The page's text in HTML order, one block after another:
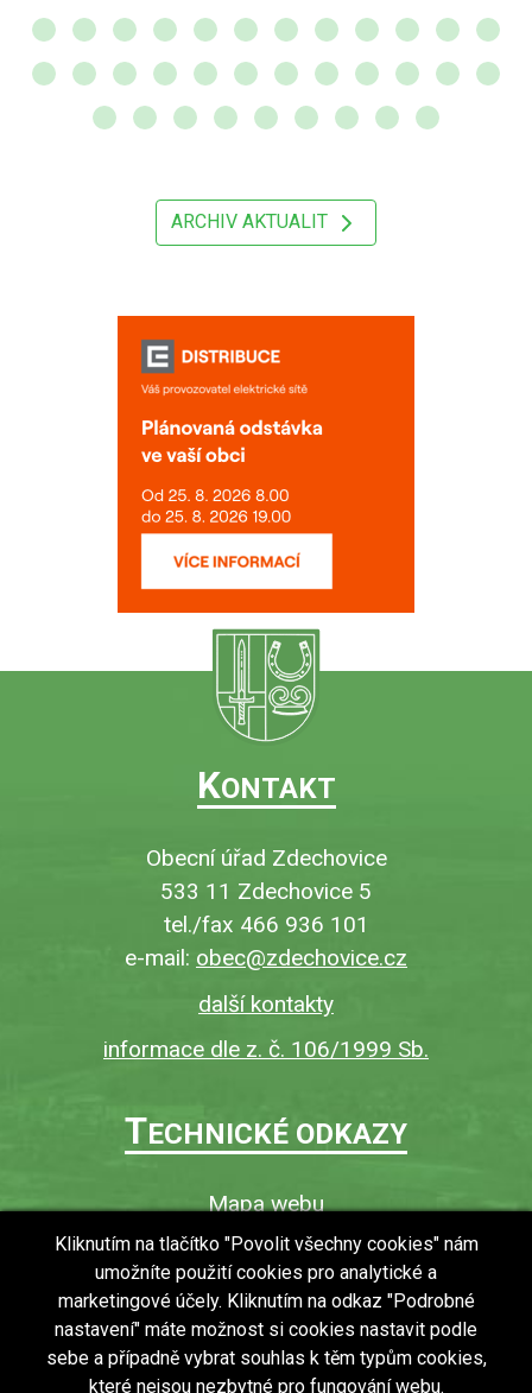
ARCHIV AKTUALIT
KONTAKT
Obecní úřad Zdechovice
533 11 Zdechovice 5
tel./fax 466 936 101
e-mail: obec@zdechovice.cz
další kontakty
informace dle z. č. 106/1999 Sb.
TECHNICKÉ ODKAZY
Mapa webu
O webu
Povinně zveřejňované informace
Ochrana osobních údajů (GDPR)
Vyhledávání
Kliknutím na tlačítko "Povolit všechny cookies" nám
umožníte použití cookies pro analytické a
marketingové účely. Kliknutím na odkaz "Podrobné
nastavení" máte možnost si cookies nastavit podle
sebe a případně vybrat souhlas k těm typům cookies,
které nejsou nezbytné pro fungování webu.